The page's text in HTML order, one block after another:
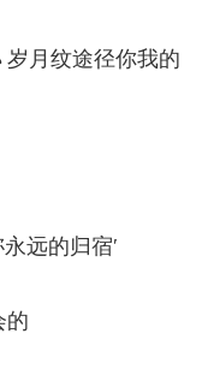
月纹途径你我的
远的归宿′
的